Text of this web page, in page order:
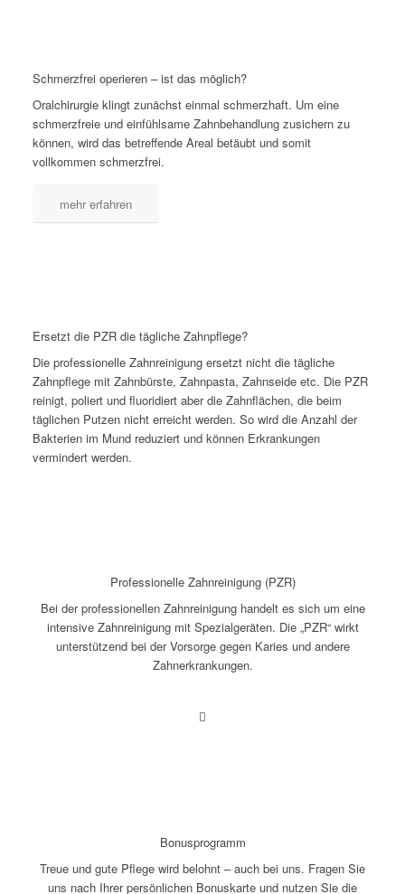
Schmerzfrei operieren – ist das möglich?
Oralchirurgie klingt zunächst einmal schmerzhaft. Um eine
schmerzfreie und einfühlsame Zahnbehandlung zusichern zu
können, wird das betreffende Areal betäubt und somit
vollkommen schmerzfrei.
mehr erfahren
Ersetzt die PZR die tägliche Zahnpflege?
Die professionelle Zahnreinigung ersetzt nicht die tägliche
Zahnpflege mit Zahnbürste, Zahnpasta, Zahnseide etc. Die PZR
reinigt, poliert und fluoridiert aber die Zahnflächen, die beim
täglichen Putzen nicht erreicht werden. So wird die Anzahl der
Bakterien im Mund reduziert und können Erkrankungen
vermindert werden.
Professionelle Zahnreinigung (PZR)
Bei der professionellen Zahnreinigung handelt es sich um eine
intensive Zahnreinigung mit Spezialgeräten. Die „PZR“ wirkt
unterstützend bei der Vorsorge gegen Karies und andere
Zahnerkrankungen.
Bonusprogramm
Treue und gute Pflege wird belohnt – auch bei uns. Fragen Sie
uns nach Ihrer persönlichen Bonuskarte und nutzen Sie die